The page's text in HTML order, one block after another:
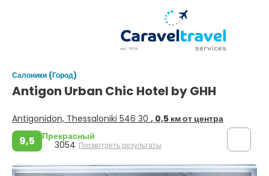
Салоники (Город)
Antigon Urban Chic Hotel by GHH
Antigonidon, Thessaloniki 546 30 , 0,5 км от центра
9,5 Прекрасный
3054 Посмотреть результаты